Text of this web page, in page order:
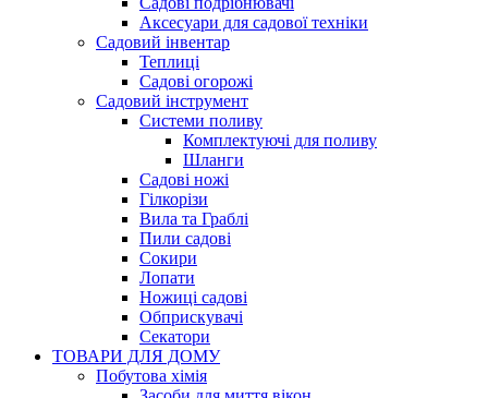
Аксесуари для садової техніки
Садовий інвентар
Теплиці
Садові огорожі
Садовий інструмент
Системи поливу
Комплектуючі для поливу
Шланги
Садові ножі
Гілкорізи
Вила та Граблі
Пили садові
Сокири
Лопати
Ножиці садові
Обприскувачі
Секатори
ТОВАРИ ДЛЯ ДОМУ
Побутова хімія